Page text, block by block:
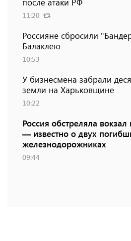
11:20
Россияне сбросили
Балаклею
10:53
У бизнесмена забрали
земли на Харьковщине
10:22
Россия обстреляла
— известно о двух
железнодорожниках
09:44